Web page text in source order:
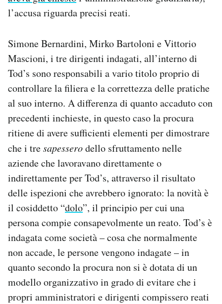
l’accusa riguarda precisi reati.
Simone Bernardini, Mirko Bartoloni e Vittorio
Mascioni, i tre dirigenti indagati, all’interno di
Tod’s sono responsabili a vario titolo proprio di
controllare la filiera e la correttezza delle pratiche
al suo interno. A differenza di quanto accaduto con
precedenti inchieste, in questo caso la procura
ritiene di avere sufficienti elementi per dimostrare
che i tresapesserodello sfruttamento nelle
aziende che lavoravano direttamente o
indirettamente per Tod’s, attraverso il risultato
delle ispezioni che avrebbero ignorato: la novità è
il cosiddetto “dolo”, il principio per cui una
persona compie consapevolmente un reato. Tod’s è
indagata come società – cosa che normalmente
non accade, le persone vengono indagate – in
quanto secondo la procura non si è dotata di un
modello organizzativo in grado di evitare che i
propri amministratori e dirigenti compissero reati